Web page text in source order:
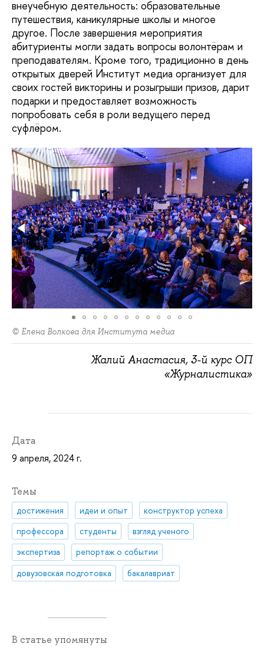
внеучебную деятельность: образовательные
путешествия, каникулярные школы и многое
другое. После завершения мероприятия
абитуриенты могли задать вопросы волонтёрам и
преподавателям. Кроме того, традиционно в день
открытых дверей Институт медиа организует для
своих гостей викторины и розыгрыши призов, дарит
подарки и предоставляет возможность
попробовать себя в роли ведущего перед
суфлёром.
© Елена Волкова для Института медиа
Жалий Анастасия, 3-й курс ОП
«Журналистика»
Дата
9 апреля, 2024 г.
Темы
достижения идеи и опыт
конструктор успеха
профессора
студенты
взгляд ученого
экспертиза
репортаж о событии
довузовская подготовка
бакалавриат
В статье упомянуты